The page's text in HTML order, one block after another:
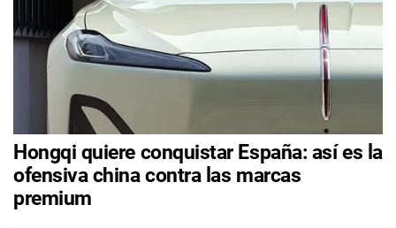
Hongqi quiere conquistar España: así es la
ofensiva china contra las marcas
premium